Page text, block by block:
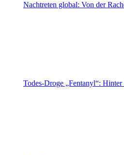
Nachtreten global: Von der
Todes-Droge „Fentanyl“: